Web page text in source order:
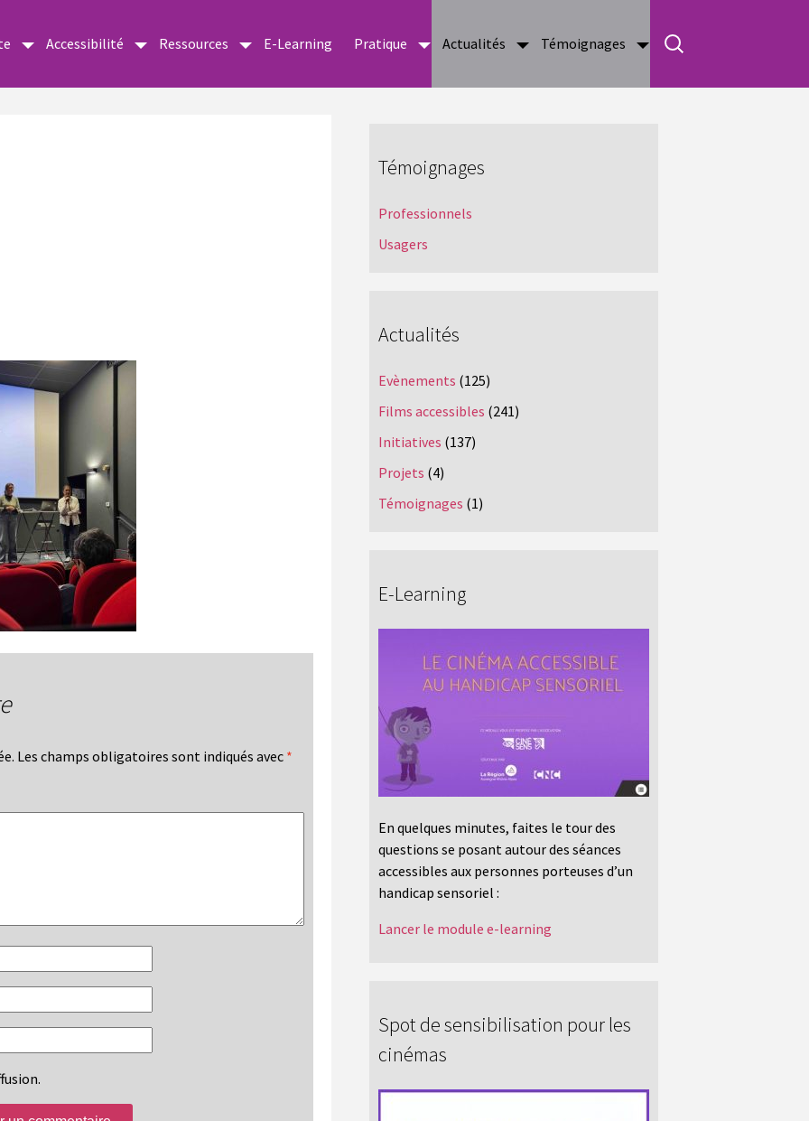
Accessibilité Ressources E-Learning Pratique Actualités Témoignages
Les champs obligatoires sont indiqués avec *
Témoignages
Professionnels
Usagers
Actualités
Evènements (125)
Films accessibles (241)
Initiatives (137)
Projets (4)
Témoignages (1)
E-Learning
En quelques minutes, faites le tour des
questions se posant autour des séances
accessibles aux personnes porteuses d’un
handicap sensoriel :
Lancer le module e-learning
Spot de sensibilisation pour les
cinémas